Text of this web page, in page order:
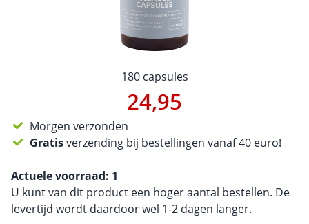
180 capsules
24,95
Morgen verzonden
Gratisverzending bij bestellingen vanaf 40 euro!
Actuele voorraad: 1
U kunt van dit product een hoger aantal bestellen. De
levertijd wordt daardoor wel 1-2 dagen langer.